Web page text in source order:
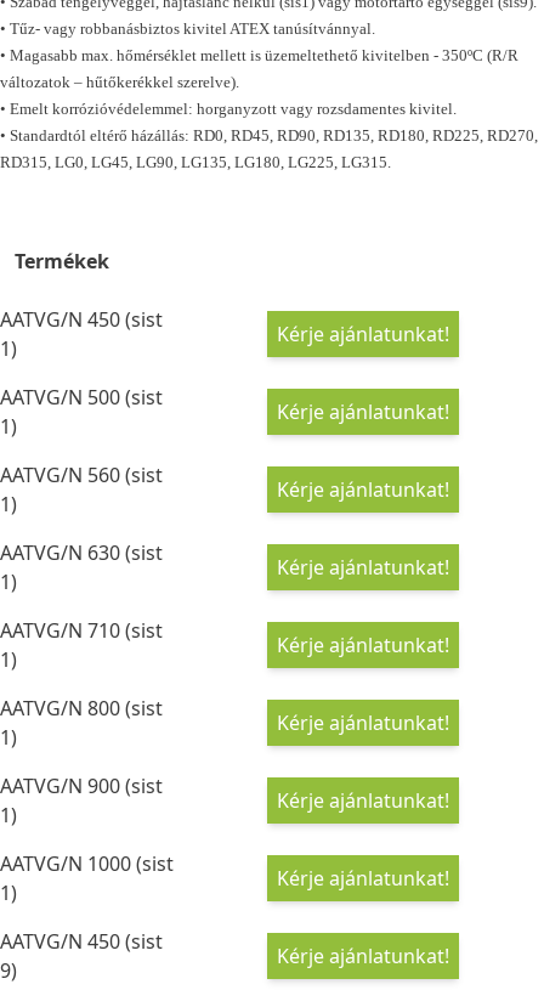
• Tűz- vagy robbanásbiztos kivitel ATEX tanúsítvánnyal.
• Magasabb max. hőmérséklet mellett is üzemeltethető kivitelben - 350ºC (R/R
változatok – hűtőkerékkel szerelve).
• Emelt korrózióvédelemmel: horganyzott vagy rozsdamentes kivitel.
• Standardtól eltérő házállás: RD0, RD45, RD90, RD135, RD180, RD225, RD270,
RD315, LG0, LG45, LG90, LG135, LG180, LG225, LG315.
Termékek
AATVG/N 450 (sist
1)
Kérje ajánlatunkat!
AATVG/N 500 (sist
1)
Kérje ajánlatunkat!
AATVG/N 560 (sist
1)
Kérje ajánlatunkat!
AATVG/N 630 (sist
1)
Kérje ajánlatunkat!
AATVG/N 710 (sist
1)
Kérje ajánlatunkat!
AATVG/N 800 (sist
1)
Kérje ajánlatunkat!
AATVG/N 900 (sist
1)
Kérje ajánlatunkat!
AATVG/N 1000 (sist
1)
Kérje ajánlatunkat!
AATVG/N 450 (sist
9)
Kérje ajánlatunkat!